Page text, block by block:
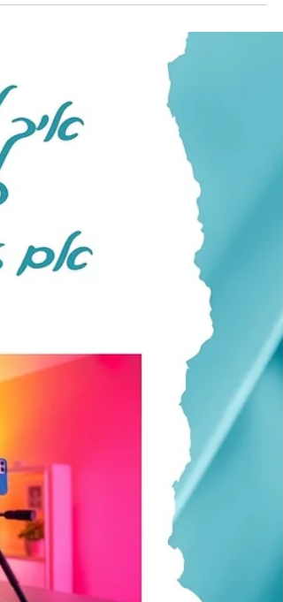
ואיך כל זה שייך לקהילה ולתמיכה הדדית? איך
קשור לאתגר כנסי לפריים לבעלות עסקים?